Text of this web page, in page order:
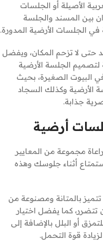
الأصيلة أو الجلسات
بين المسند والجلسة
الجلسات الأرضية المدورة.
حتى لا تزحم المكان، ويفضل
لتصميم الجلسة الأرضية
البيوت الصغيرة، بحيث
الأرضية وكذلك السجاد
جذابة.
أرضية
مجموعة من المعايير
أثناء جلوسك وهذه
بالمتانة ومصنوعة من
تتضرر، كما يفضل اختيار
أو البلل بالإضافة إلى
قوة التحمل.